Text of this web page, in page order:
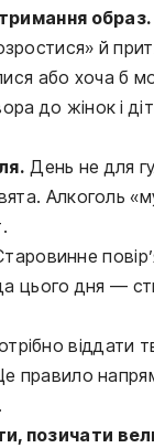
образ.
й
або хоча б
до жінок і
День не для
Алкоголь
цього дня —
правило
позичати